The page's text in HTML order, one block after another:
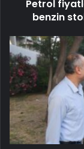
Petrol
benzin